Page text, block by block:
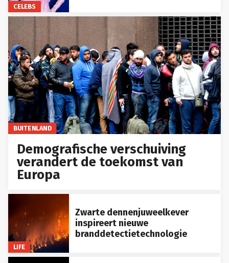
CELEBS
BUITENLAND
Demografische verschuiving
verandert de toekomst van
Europa
LIFE
Zwarte dennenjuweelkever
inspireert nieuwe
branddetectietechnologie